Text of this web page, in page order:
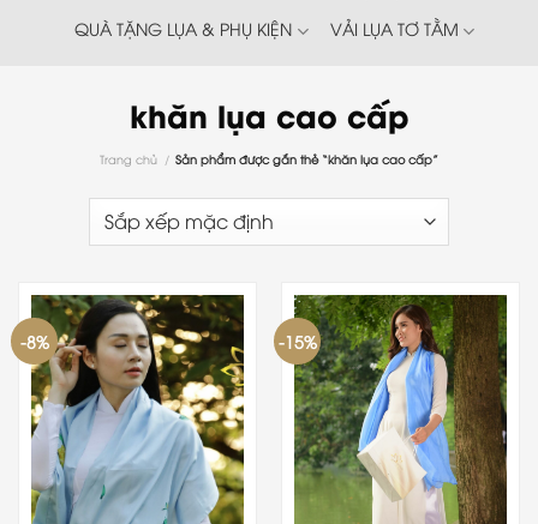
QUÀ TẶNG LỤA & PHỤ KIỆN
VẢI LỤA TƠ TẰM
khăn lụa cao cấp
Trang chủ / Sản phẩm được gắn thẻ “khăn lụa cao cấp”
-8% -15%